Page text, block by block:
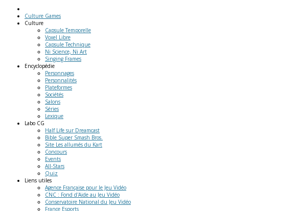
Culture Games
Culture
Capsule Temporelle
Voxel Libre
Capsule Technique
Ni Science, Ni Art
Singing Frames
Encyclopédie
Personnages
Personnalités
Plateformes
Sociétés
Salons
Séries
Lexique
Labo CG
Half Life sur Dreamcast
Bible Super Smash Bros.
Site Les allumés du Kart
Concours
Events
All-Stars
Quiz
Liens utiles
Agence Française pour le Jeu Vidéo
CNC : Fond d'Aide au Jeu Vidéo
Conservatoire National du Jeu Vidéo
France Esports